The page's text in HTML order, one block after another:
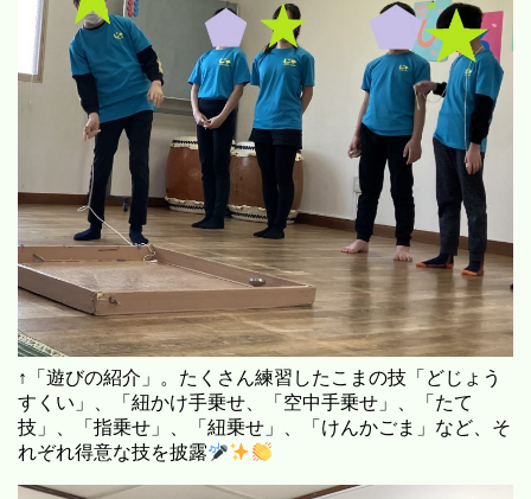
↑「遊びの紹介」。たくさん練習したこまの技「どじょう
すくい」、「紐かけ手乗せ、「空中手乗せ」、「たて
技」、「指乗せ」、「紐乗せ」、「けんかごま」など、そ
れぞれ得意な技を披露